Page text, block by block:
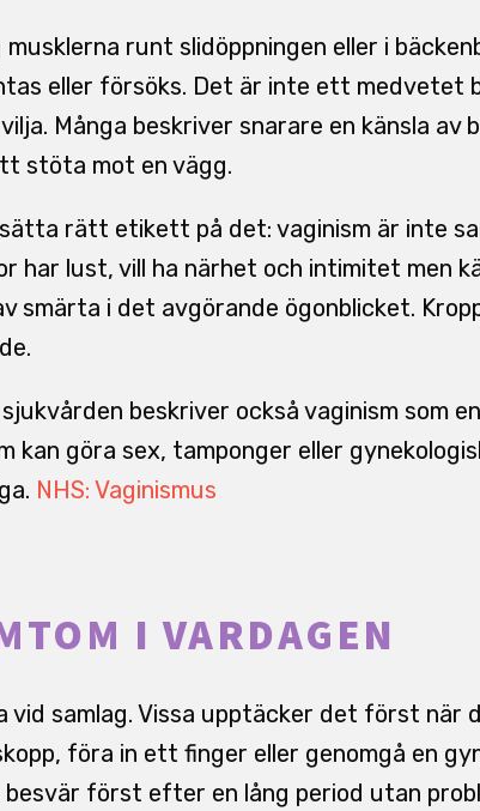
musklerna runt slidöppningen eller i
eller försöks. Det är inte ett medvetet
Många beskriver snarare en känsla av
stöta mot en vägg.
rätt etikett på det: vaginism är inte
har lust, vill ha närhet och intimitet men
smärta i det avgörande ögonblicket.
beskriver också vaginism som
kan göra sex, tamponger eller
NHS: Vaginismus
I VARDAGEN
vid samlag. Vissa upptäcker det först när
föra in ett finger eller genomgå en
först efter en lång period utan